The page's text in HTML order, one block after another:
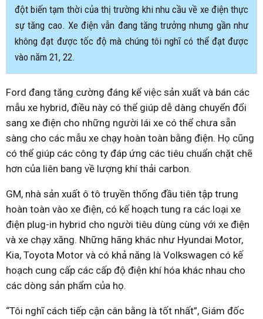
đột biến tạm thời của thị trường khi nhu cầu về xe điện thực
sự tăng cao. Xe điện vẫn đang tăng trưởng nhưng gần như
không đạt được tốc độ mà chúng tôi nghĩ có thể đạt được
vào năm 21, 22.
Ford đang tăng cường đáng kể việc sản xuất và bán các
mẫu xe hybrid, điều này có thể giúp dễ dàng chuyển đổi
sang xe điện cho những người lái xe có thể chưa sẵn
sàng cho các mẫu xe chạy hoàn toàn bằng điện. Họ cũng
có thể giúp các công ty đáp ứng các tiêu chuẩn chặt chẽ
hơn của liên bang về lượng khí thải carbon.
GM, nhà sản xuất ô tô truyền thống đầu tiên tập trung
hoàn toàn vào xe điện, có kế hoạch tung ra các loại xe
điện plug-in hybrid cho người tiêu dùng cùng với xe điện
và xe chạy xăng. Những hãng khác như Hyundai Motor,
Kia, Toyota Motor và có khả năng là Volkswagen có kế
hoạch cung cấp các cấp độ điện khí hóa khác nhau cho
các dòng sản phẩm của họ.
“Tôi nghĩ cách tiếp cận cân bằng là tốt nhất”, Giám đốc